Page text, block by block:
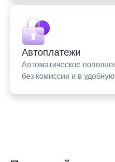
Автоплатежи
Автоматическое
без комиссии и в удобную